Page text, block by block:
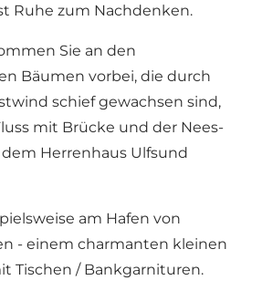
Ruhe zum Nachdenken.
Sie an den
Bäumen vorbei, die durch
schief gewachsen sind,
mit Brücke und der Nees-
Herrenhaus Ulfsund
am Hafen von
- einem charmanten kleinen
Tischen / Bankgarnituren.